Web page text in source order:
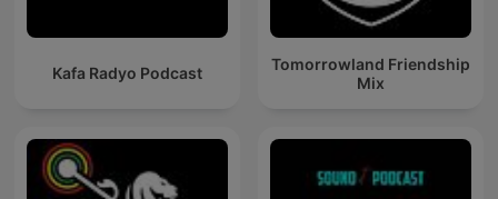
Kafa Radyo Podcast
Tomorrowland Friendship
Mix